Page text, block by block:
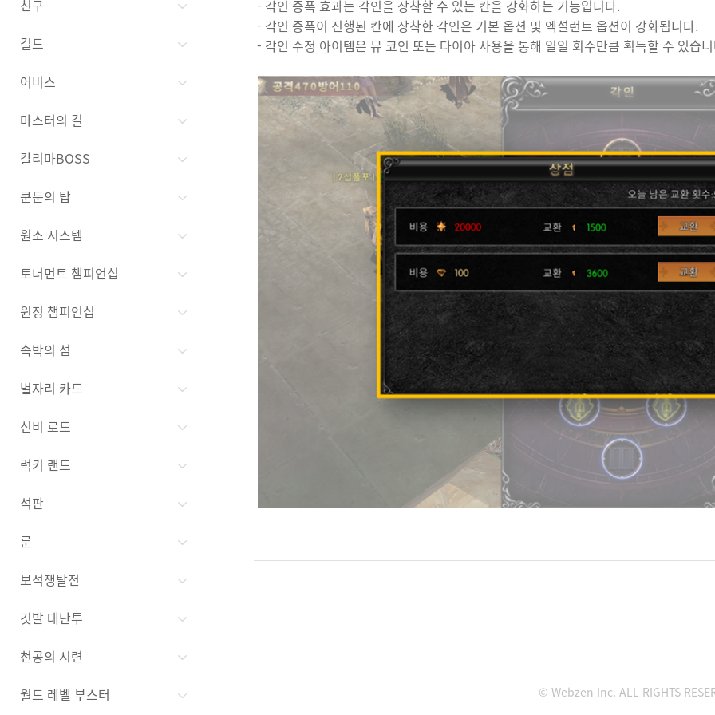
친구
길드
어비스
마스터의 길
칼리마BOSS
쿤둔의 탑
원소 시스템
토너먼트 챔피언십
원정 챔피언십
속박의 섬
별자리 카드
신비 로드
럭키 랜드
석판
룬
보석쟁탈전
깃발 대난투
천공의 시련
월드 레벨 부스터
- 각인 증폭 효과는 각인을 장착할 수 있는 칸을 강화하는 기능입니다.
- 각인 증폭이 진행된 칸에 장착한 각인은 기본 옵션 및 엑설런트 옵션이 강화됩니다.
- 각인 수정 아이템은 뮤 코인 또는 다이아 사용을 통해 일일 회수만큼 획득할 수 있습
© Webzen Inc. ALL RIGHTS